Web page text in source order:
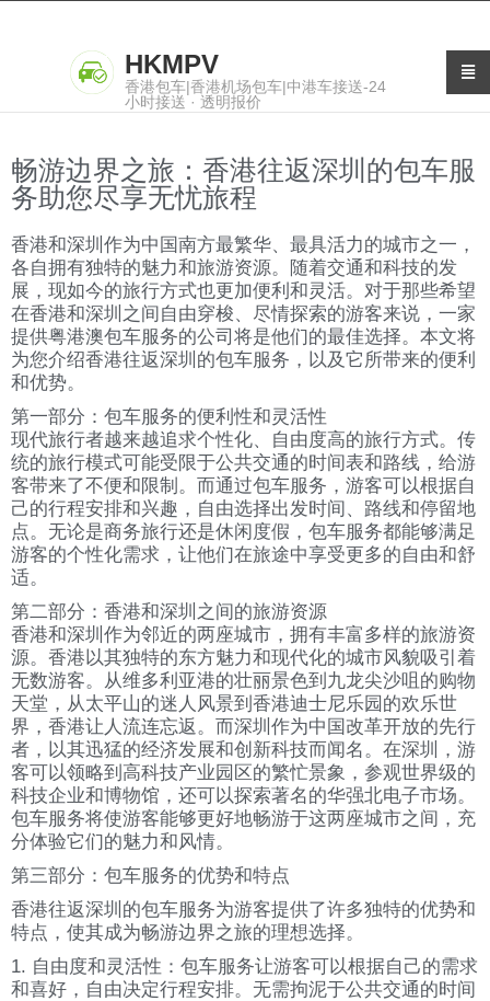
HKMPV
香港包车|香港机场包车|中港车接送-24
小时接送 · 透明报价
畅游边界之旅：香港往返深圳的包车服
务助您尽享无忧旅程
香港和深圳作为中国南方最繁华、最具活力的城市之一，
各自拥有独特的魅力和旅游资源。随着交通和科技的发
展，现如今的旅行方式也更加便利和灵活。对于那些希望
在香港和深圳之间自由穿梭、尽情探索的游客来说，一家
提供粤港澳包车服务的公司将是他们的最佳选择。本文将
为您介绍香港往返深圳的包车服务，以及它所带来的便利
和优势。
第一部分：包车服务的便利性和灵活性
现代旅行者越来越追求个性化、自由度高的旅行方式。传
统的旅行模式可能受限于公共交通的时间表和路线，给游
客带来了不便和限制。而通过包车服务，游客可以根据自
己的行程安排和兴趣，自由选择出发时间、路线和停留地
点。无论是商务旅行还是休闲度假，包车服务都能够满足
游客的个性化需求，让他们在旅途中享受更多的自由和舒
适。
第二部分：香港和深圳之间的旅游资源
香港和深圳作为邻近的两座城市，拥有丰富多样的旅游资
源。香港以其独特的东方魅力和现代化的城市风貌吸引着
无数游客。从维多利亚港的壮丽景色到九龙尖沙咀的购物
天堂，从太平山的迷人风景到香港迪士尼乐园的欢乐世
界，香港让人流连忘返。而深圳作为中国改革开放的先行
者，以其迅猛的经济发展和创新科技而闻名。在深圳，游
客可以领略到高科技产业园区的繁忙景象，参观世界级的
科技企业和博物馆，还可以探索著名的华强北电子市场。
包车服务将使游客能够更好地畅游于这两座城市之间，充
分体验它们的魅力和风情。
第三部分：包车服务的优势和特点
香港往返深圳的包车服务为游客提供了许多独特的优势和
特点，使其成为畅游边界之旅的理想选择。
1. 自由度和灵活性：包车服务让游客可以根据自己的需求
和喜好，自由决定行程安排。无需拘泥于公共交通的时间